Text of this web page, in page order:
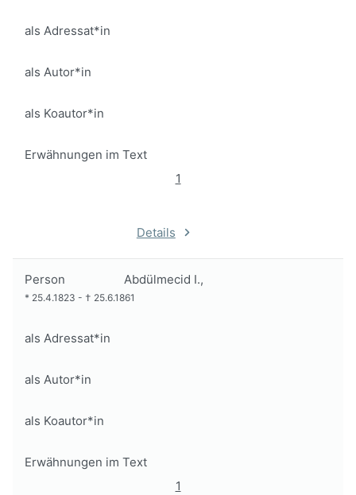
als Adressat*in
als Autor*in
als Koautor*in
Erwähnungen im Text
1
Details
Person Abdülmecid I.,
* 25.4.1823 - † 25.6.1861
als Adressat*in
als Autor*in
als Koautor*in
Erwähnungen im Text
1